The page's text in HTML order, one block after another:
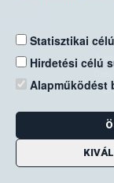
Statisztikai
Hirdetési célú
Alapműködést